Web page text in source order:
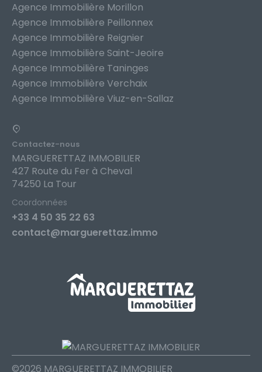
Agence Immobilière Morillon
Agence Immobilière Peillonnex
Agence Immobilière Reignier
Agence Immobilière Saint-Jeoire
Agence Immobilière Taninges
Agence Immobilière Verchaix
Agence Immobilière Viuz-en-Sallaz
Contactez-nous
MARGUERETTAZ IMMOBILIER
427 Route du Fer à Cheval
74250 La Tour
Coordonnées
+33 4 50 35 22 63
contact@marguerettaz.immo
©2026 MARGUERETTAZ IMMOBILIER